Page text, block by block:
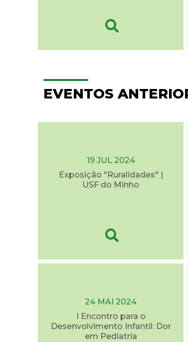
EVENTOS
19 JUL 2024
Exposição "Ruralidades" |
USF do Minho
24 MAI 2024
I Encontro para o
Desenvolvimento Infantil: Dor
em Pediatria